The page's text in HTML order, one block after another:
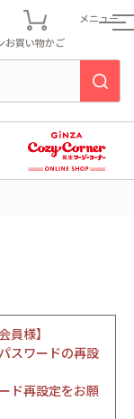
お買い物かご
メニュー
員様】
スワードの再設
ド再設定をお願